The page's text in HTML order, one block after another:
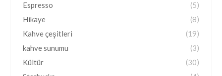
Espresso
(5)
Hikaye
(8)
Kahve çeşitleri
(19)
kahve sunumu
(3)
Kültür
(30)